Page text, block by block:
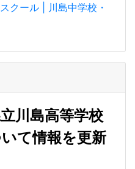
クール | 川島中学校・
川島高等学校
て情報を更新